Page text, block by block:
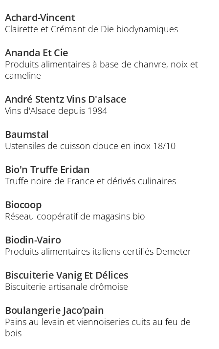
Achard-Vincent
Clairette et Crémant de Die biodynamiques
Ananda Et Cie
Produits alimentaires à base de chanvre, noix et
cameline
André Stentz Vins D'alsace
Vins d'Alsace depuis 1984
Baumstal
Ustensiles de cuisson douce en inox 18/10
Bio'n Truffe Eridan
Truffe noire de France et dérivés culinaires
Biocoop
Réseau coopératif de magasins bio
Biodin-Vairo
Produits alimentaires italiens certifiés Demeter
Biscuiterie Vanig Et Délices
Biscuiterie artisanale drômoise
Boulangerie Jaco’pain
Pains au levain et viennoiseries cuits au feu de
bois